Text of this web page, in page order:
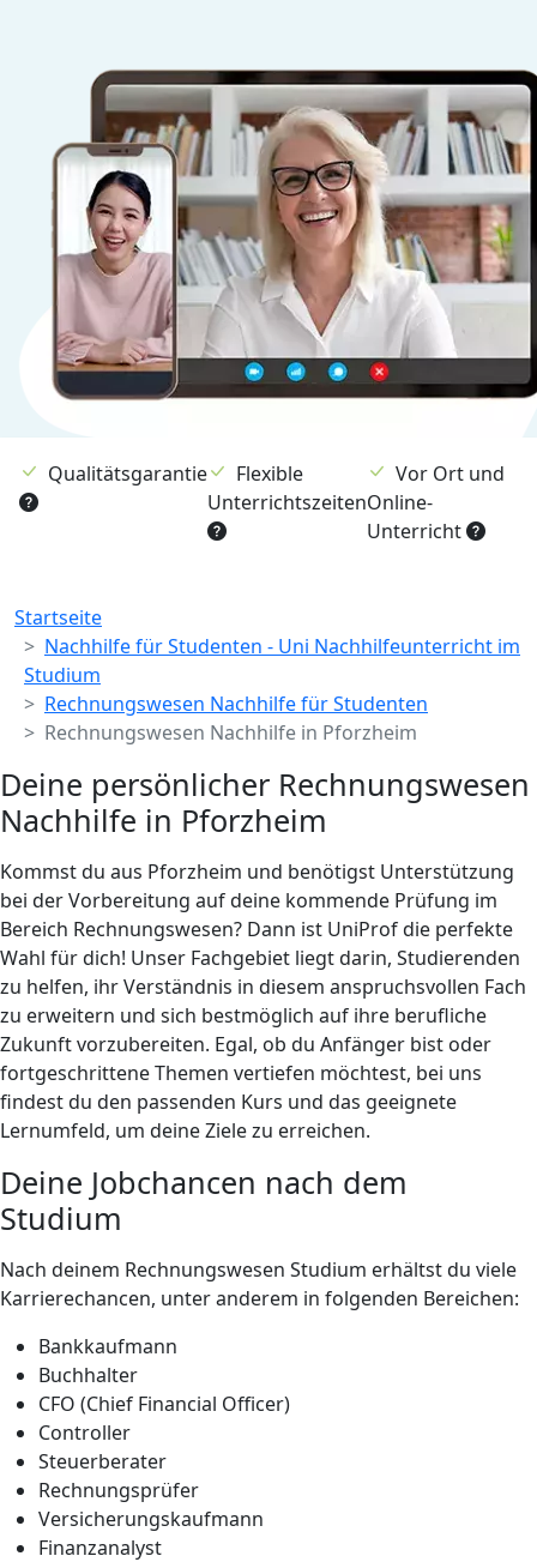
Qualitätsgarantie
Flexible
Unterrichtszeiten
Vor Ort und
Online-
Unterricht
Breadcrumb
Startseite
Nachhilfe für Studenten - Uni Nachhilfeunterricht im
Studium
Rechnungswesen Nachhilfe für Studenten
Rechnungswesen Nachhilfe in Pforzheim
Deine persönlicher Rechnungswesen
Nachhilfe in Pforzheim
Kommst du aus Pforzheim und benötigst Unterstützung
bei der Vorbereitung auf deine kommende Prüfung im
Bereich Rechnungswesen? Dann ist UniProf die perfekte
Wahl für dich! Unser Fachgebiet liegt darin, Studierenden
zu helfen, ihr Verständnis in diesem anspruchsvollen Fach
zu erweitern und sich bestmöglich auf ihre berufliche
Zukunft vorzubereiten. Egal, ob du Anfänger bist oder
fortgeschrittene Themen vertiefen möchtest, bei uns
findest du den passenden Kurs und das geeignete
Lernumfeld, um deine Ziele zu erreichen.
Deine Jobchancen nach dem
Studium
Nach deinem Rechnungswesen Studium erhältst du viele
Karrierechancen, unter anderem in folgenden Bereichen:
Bankkaufmann
Buchhalter
CFO (Chief Financial Officer)
Controller
Steuerberater
Rechnungsprüfer
Versicherungskaufmann
Finanzanalyst